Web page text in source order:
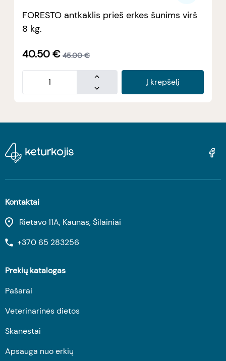
FORESTO antkaklis prieš erkes šunims virš
8 kg.
40.50€ 45.00 €
Į krepšelį
Kontaktai
Rietavo 11A, Kaunas, Šilainiai
+370 65 283256
Prekių katalogas
Pašarai
Veterinarinės dietos
Skanėstai
Apsauga nuo erkių